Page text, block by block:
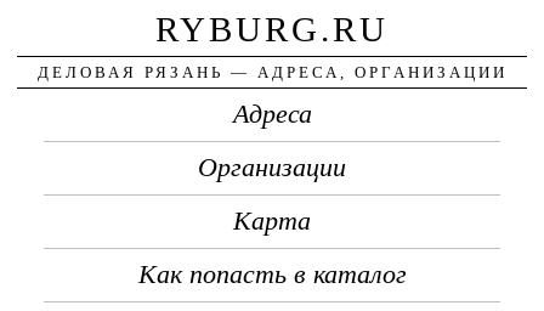
RYBURG.RU
ДЕЛОВАЯ РЯЗАНЬ — АДРЕСА, ОРГАНИЗАЦИИ
Адреса
Организации
Карта
Как попасть в каталог